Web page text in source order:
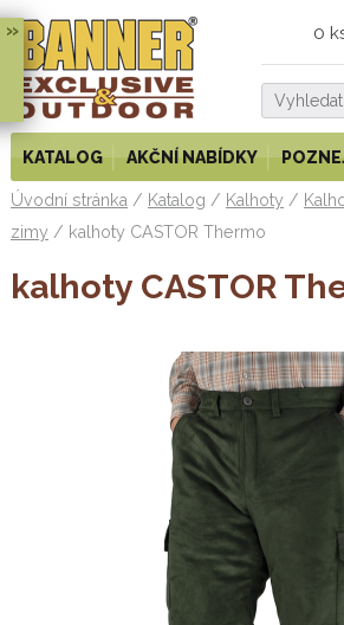
» 0
KATALOG AKČNÍ NABÍDKY
Úvodní stránka / Katalog / Kalhoty /
zimy / kalhoty CASTOR Thermo
kalhoty CASTOR